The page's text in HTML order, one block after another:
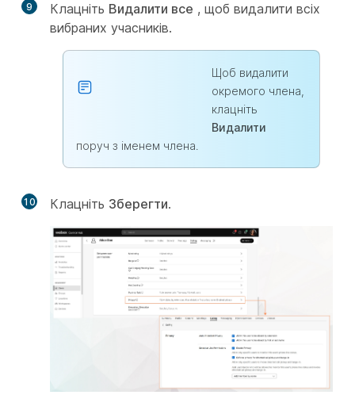
9 Клацніть Видалити все , щоб видалити всіх
вибраних учасників.
Щоб видалити
окремого члена,
клацніть
Видалити
поруч з іменем члена.
10 Клацніть Зберегти.